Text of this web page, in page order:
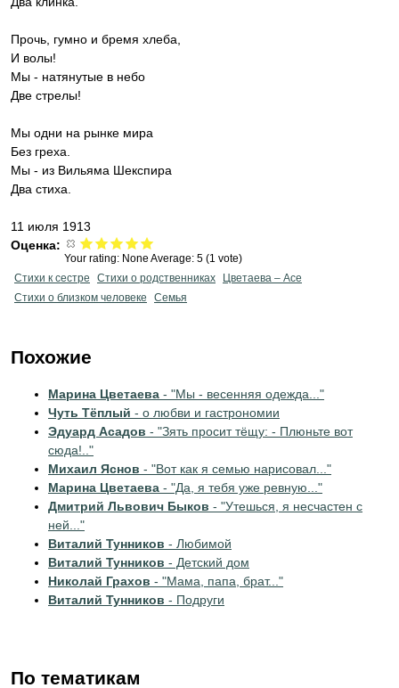
Прочь, гумно и бремя хлеба,
И волы!
Мы - натянутые в небо
Две стрелы!
Мы одни на рынке мира
Без греха.
Мы - из Вильяма Шекспира
Два стиха.
11 июля 1913
Оценка:
Your rating: None Average: 5 (1 vote)
Стихи к сестре
Стихи о родственниках
Цветаева – Асе
Стихи о близком человеке
Семья
Похожие
Марина Цветаева - "Мы - весенняя одежда..."
Чуть Тёплый - о любви и гастрономии
Эдуард Асадов - "Зять просит тёщу: - Плюньте вот
сюда!.."
Михаил Яснов - "Вот как я семью нарисовал..."
Марина Цветаева - "Да, я тебя уже ревную..."
Дмитрий Львович Быков - "Утешься, я несчастен с
ней..."
Виталий Тунников - Любимой
Виталий Тунников - Детский дом
Николай Грахов - "Мама, папа, брат..."
Виталий Тунников - Подруги
По тематикам